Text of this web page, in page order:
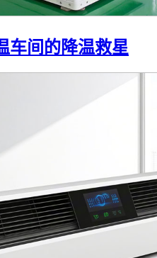
车间的降温救星